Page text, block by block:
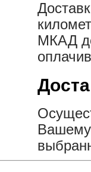
МКАД
Вашему